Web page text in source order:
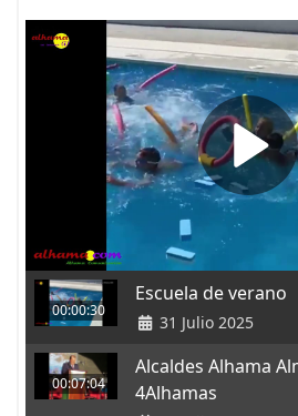
00:00:30
Escuela de verano
31 Julio 2025
00:07:04
Alcaldes Alhama
4Alhamas